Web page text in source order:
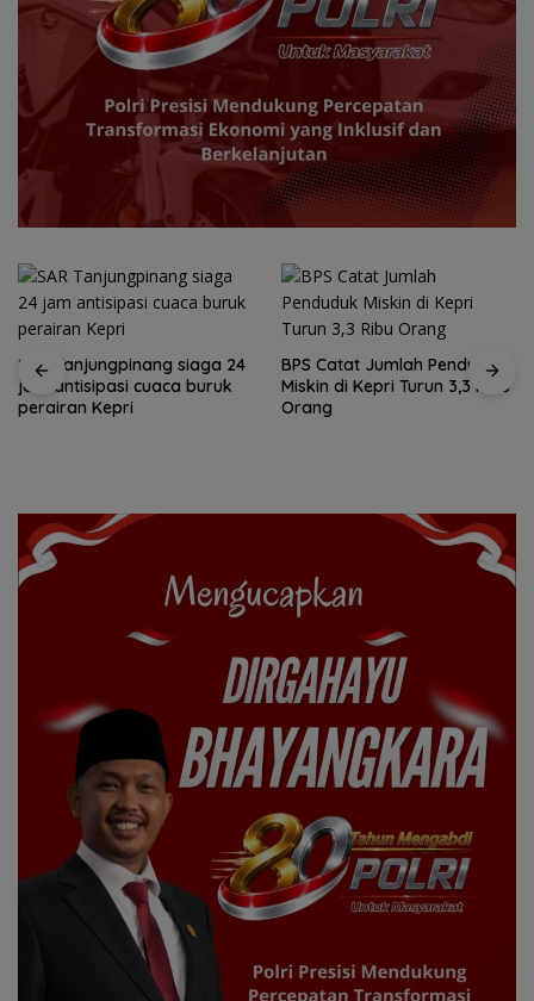
SAR Tanjungpinang siaga 24
jam antisipasi cuaca buruk
perairan Kepri
BPS Catat Jumlah Penduduk
Miskin di Kepri Turun 3,3 Ribu
Orang